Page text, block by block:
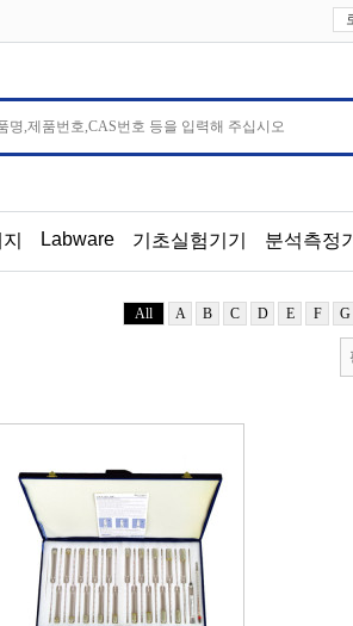
Labware 기초실험기기 분석측정
All A B C D E F G